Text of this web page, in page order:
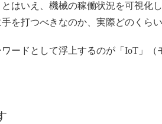
はいえ、機械の稼働状況を可視化
を打つべきなのか、実際どのくら
ードとして浮上するのが「IoT」（